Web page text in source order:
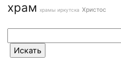
храм храмы иркутска Христос